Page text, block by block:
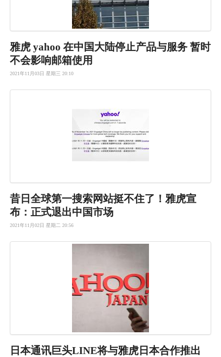
雅虎 yahoo 在中国大陆停止产品与服务 暂时
不会影响邮箱使用
2021年11月03日 星期三 20:10
昔日全球第一搜索网站挺不住了！ 雅虎宣
布： 正式退出中 国市场
2021年11月02日 星期二 20:56
日本通讯巨头LINE将与雅虎日 本合作推出